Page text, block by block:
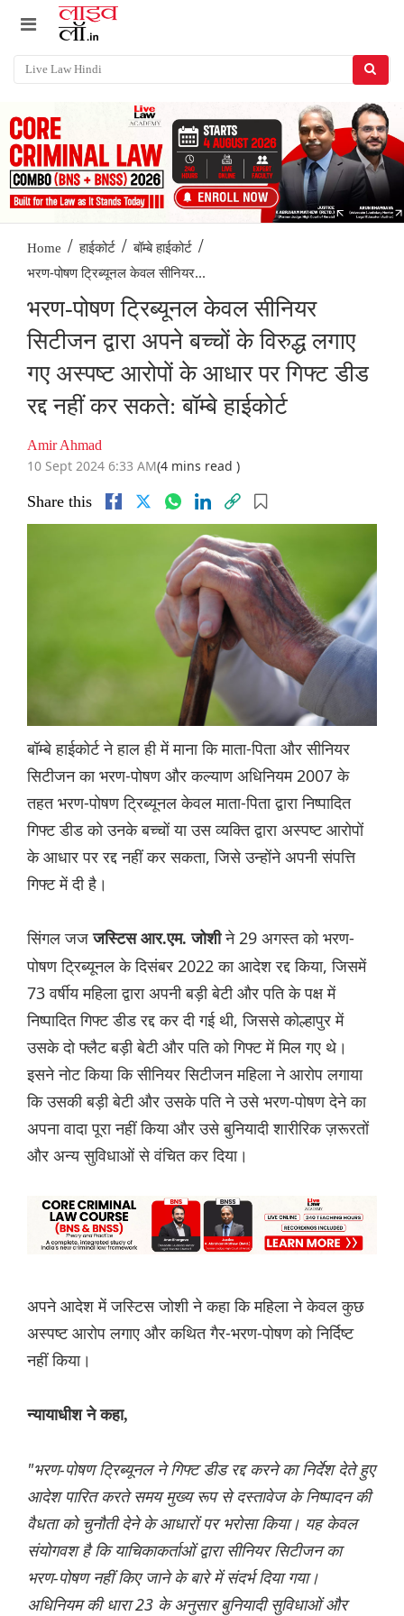
Home / हाईकोर्ट / बॉम्बे हाईकोर्ट /
भरण-पोषण ट्रिब्यूनल केवल सीनियर...
भरण-पोषण ट्रिब्यूनल केवल सीनियर
सिटीजन द्वारा अपने बच्चों के विरुद्ध लगाए
गए अस्पष्ट आरोपों के आधार पर गिफ्ट डीड
रद्द नहीं कर सकते: बॉम्बे हाईकोर्ट
Amir Ahmad
10 Sept 2024 6:33 AM(4 mins read )
Share this
बॉम्बे हाईकोर्ट ने हाल ही में माना कि माता-पिता और सीनियर
सिटीजन का भरण-पोषण और कल्याण अधिनियम 2007 के
तहत भरण-पोषण ट्रिब्यूनल केवल माता-पिता द्वारा निष्पादित
गिफ्ट डीड को उनके बच्चों या उस व्यक्ति द्वारा अस्पष्ट आरोपों
के आधार पर रद्द नहीं कर सकता, जिसे उन्होंने अपनी संपत्ति
गिफ्ट में दी है।
सिंगल जजजस्टिस आर.एम. जोशीने 29 अगस्त को भरण-
पोषण ट्रिब्यूनल के दिसंबर 2022 का आदेश रद्द किया, जिसमें
73 वर्षीय महिला द्वारा अपनी बड़ी बेटी और पति के पक्ष में
निष्पादित गिफ्ट डीड रद्द कर दी गई थी, जिससे कोल्हापुर में
उसके दो फ्लैट बड़ी बेटी और पति को गिफ्ट में मिल गए थे।
इसने नोट किया कि सीनियर सिटीजन महिला ने आरोप लगाया
कि उसकी बड़ी बेटी और उसके पति ने उसे भरण-पोषण देने का
अपना वादा पूरा नहीं किया और उसे बुनियादी शारीरिक ज़रूरतों
और अन्य सुविधाओं से वंचित कर दिया।
अपने आदेश में जस्टिस जोशी ने कहा कि महिला ने केवल कुछ
अस्पष्ट आरोप लगाए और कथित गैर-भरण-पोषण को निर्दिष्ट
नहीं किया।
न्यायाधीश ने कहा,
"भरण-पोषण ट्रिब्यूनल ने गिफ्ट डीड रद्द करने का निर्देश देते हुए
आदेश पारित करते समय मुख्य रूप से दस्तावेज के निष्पादन की
वैधता को चुनौती देने के आधारों पर भरोसा किया। यह केवल
संयोगवश है कि याचिकाकर्ताओं द्वारा सीनियर सिटीजन का
भरण-पोषण नहीं किए जाने के बारे में संदर्भ दिया गया।
अधिनियम की धारा 23 के अनुसार बुनियादी सुविधाओं और